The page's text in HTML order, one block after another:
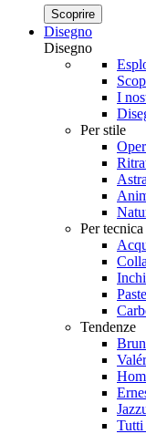
Scoprire
Disegno
Disegno
I
Per stile
Per tecnica
Tendenze
Tutti